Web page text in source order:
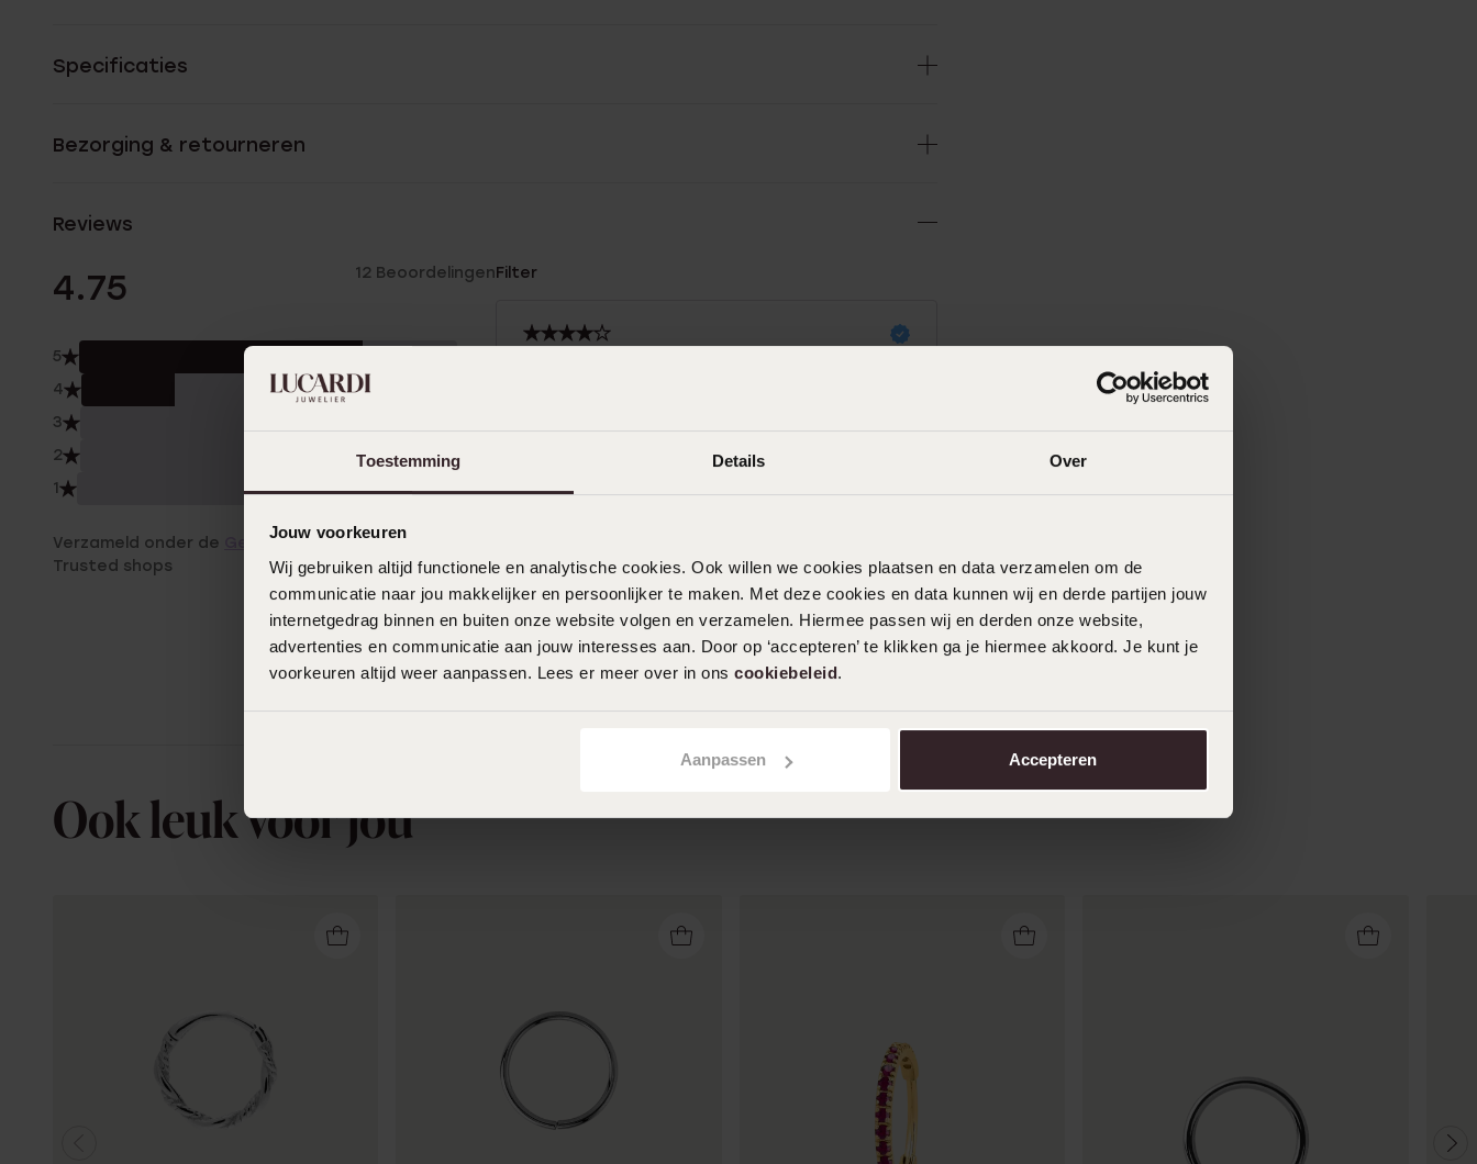
Toestemming Details Over
Jouw voorkeuren
Wij gebruiken altijd functionele en analytische cookies. Ook willen we cookies plaatsen en data verzamelen om de
communicatie naar jou makkelijker en persoonlijker te maken. Met deze cookies en data kunnen wij en derde partijen jouw
internetgedrag binnen en buiten onze website volgen en verzamelen. Hiermee passen wij en derden onze website,
advertenties en communicatie aan jouw interesses aan. Door op ‘accepteren’ te klikken ga je hiermee akkoord. Je kunt je
voorkeuren altijd weer aanpassen. Lees er meer over in ons cookiebeleid.
Aanpassen Accepteren
Specificaties
Bezorging & retourneren
Reviews
4.75 12 Beoordelingen
5
4
3
2 0.0%
1 0.0%
Verzameld onder de Gebruiksvoorwaarden
Trusted shops
Filter
02-03-2024 - Natasja H.
Goeie ervaring
Ook leuk voor jou